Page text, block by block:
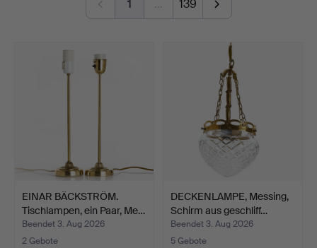
Stockholm
1 … 139
EINAR BÄCKSTRÖM.
Tischlampen, ein Paar, Me…
Beendet 3. Aug 2026
2 Gebote
DECKENLAMPE, Messing,
Schirm aus geschliff…
Beendet 3. Aug 2026
5 Gebote